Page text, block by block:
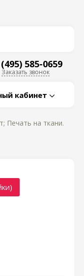
585-0659
Заказать звонок
кабинет
Печать на ткани.